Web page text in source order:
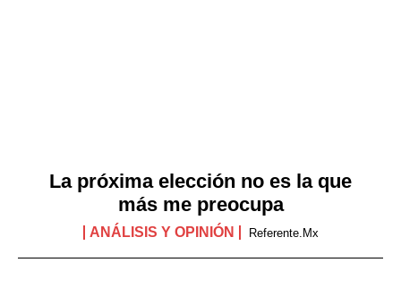
La próxima elección no es la que
más me preocupa
ANÁLISIS Y OPINIÓN Referente.mx